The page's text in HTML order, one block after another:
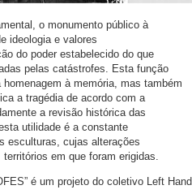
o monumento público à
ideologia e valores
do poder estabelecido do que
pelas catástrofes. Esta função
à memória, mas também
a tragédia de acordo com a
a revisão histórica das
utilidade é a constante
esculturas, cujas alterações
em que foram erigidas.
é um projeto do coletivo Left Hand